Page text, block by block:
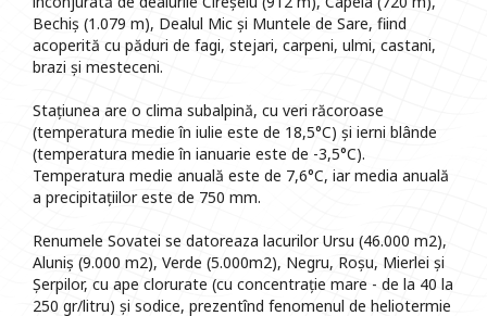
Bechiș (1.079 m), Dealul Mic și Muntele de Sare, fiind
acoperită cu păduri de fagi, stejari, carpeni, ulmi, castani,
brazi și mesteceni.
Stațiunea are o clima subalpină, cu veri răcoroase
(temperatura medie în iulie este de 18,5°C) și ierni blânde
(temperatura medie în ianuarie este de -3,5°C).
Temperatura medie anuală este de 7,6°C, iar media anuală
a precipitațiilor este de 750 mm.
Renumele Sovatei se datoreaza lacurilor Ursu (46.000 m2),
Aluniș (9.000 m2), Verde (5.000m2), Negru, Roșu, Mierlei și
Șerpilor, cu ape clorurate (cu concentrație mare - de la 40 la
250 gr/litru) și sodice, prezentînd fenomenul de heliotermie